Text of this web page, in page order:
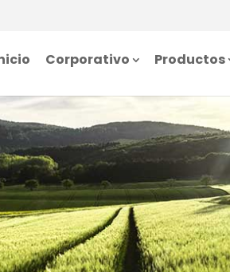
Corporativo Productos